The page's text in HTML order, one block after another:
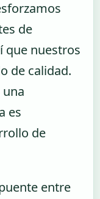
de
que nuestros
de calidad.
es
de
entre